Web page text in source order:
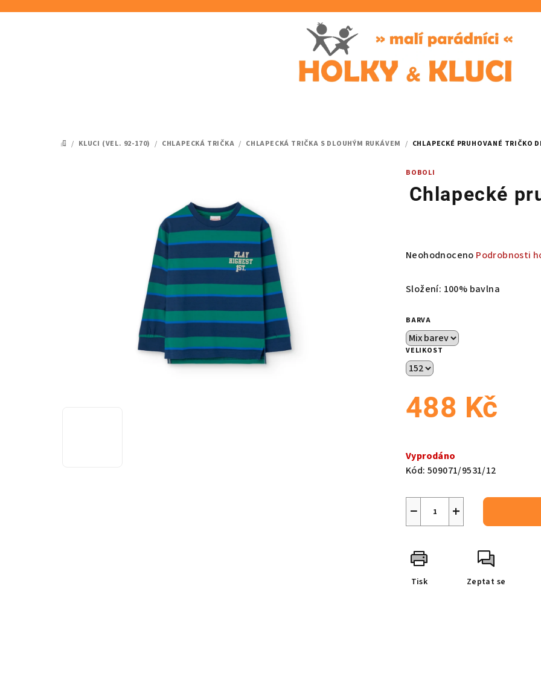
DOMŮ
/ KLUCI (VEL. 92-170) / CHLAPECKÁ TRIČKA / CHLAPECKÁ TRIČKA S DLOUHÝM RUKÁVEM / CHLAPECKÉ PRUHOVANÉ TRIČKO
BOBOLI
Chlapecké
Průměrné
produktu
z
5
hvězdiček.
Neohodnoceno Podrobnosti
Složení: 100% bavlna
BARVA
VELIKOST
488 Kč
cena:
Vyprodáno
Kód: 509071/9531/12
+
−
Tisk Zeptat se